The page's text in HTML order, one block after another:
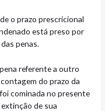
o prazo prescricional
está preso por
penas.
referente a outro
do prazo da
cominada no presente
de sua